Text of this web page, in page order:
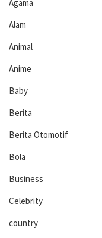
Agama
Alam
Animal
Anime
Baby
Berita
Berita Otomotif
Bola
Business
Celebrity
country